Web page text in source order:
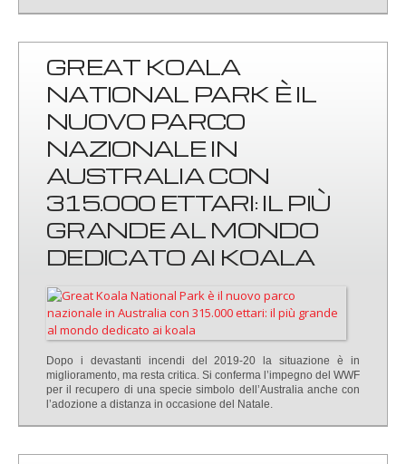
GREAT KOALA
NATIONAL PARK È IL
NUOVO PARCO
NAZIONALE IN
AUSTRALIA CON
315.000 ETTARI: IL PIÙ
GRANDE AL MONDO
DEDICATO AI KOALA
Dopo i devastanti incendi del 2019-20 la situazione è in
miglioramento, ma resta critica. Si conferma l’impegno del WWF
per il recupero di una specie simbolo dell’Australia anche con
l’adozione a distanza in occasione del Natale.